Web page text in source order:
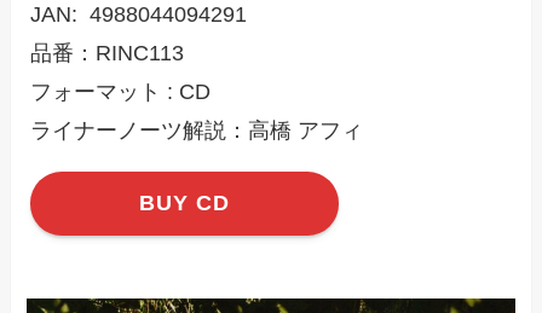
JAN: 4988044094291
品番：RINC113
​フォーマット : CD​
ライナーノーツ解説：高橋 アフィ
BUY CD